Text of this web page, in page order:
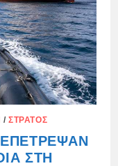
/ΣΤΡΑΤΌΣ
ΣΤΗ